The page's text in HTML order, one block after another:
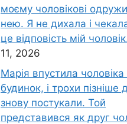
моєму чоловікові
нею. Я не дихала і
це відповість мій
11, 2026
Марія впустила чоловіка
будинок, і трохи пізніше
знову постукали. Той
представився як друг